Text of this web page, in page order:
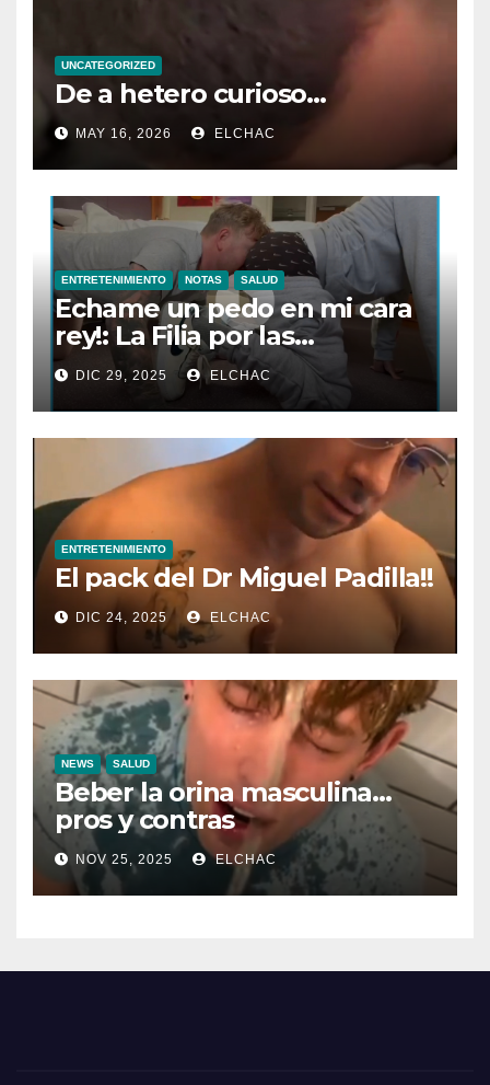
UNCATEGORIZED
De a hetero curioso…
MAY 16, 2026 ELCHAC
ENTRETENIMIENTO NOTAS SALUD
Echame un pedo en mi cara
rey!: La Filia por las
Flatulencias”
DIC 29, 2025 ELCHAC
ENTRETENIMIENTO
El pack del Dr Miguel Padilla!!
DIC 24, 2025 ELCHAC
NEWS SALUD
Beber la orina masculina…
pros y contras
NOV 25, 2025 ELCHAC